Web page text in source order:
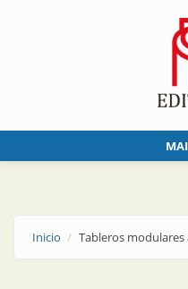
Inicio Tableros